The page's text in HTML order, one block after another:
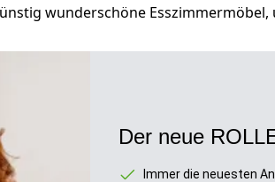
wunderschöne
Der neue
Immer die neuesten